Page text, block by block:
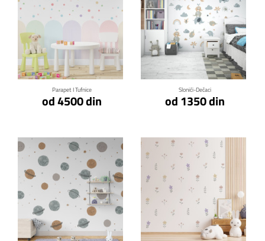
Parapet I Tufnice
od 4500 din
Klikni za detalje
Slonići-Dečaci
od 1350 din
Klikni za detalje
Klikni za detalje Klikni za detalje